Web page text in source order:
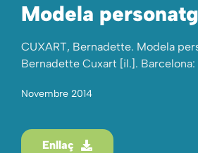
Modela
CUXART, Bernadette. Modela
Bernadette Cuxart [il.].
Novembre 2014
Enllaç